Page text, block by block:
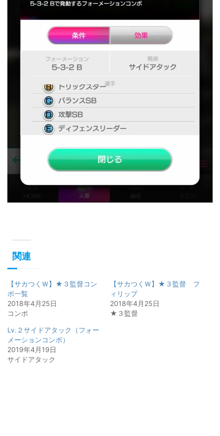
関連
【サカつくＷ】★３監督コン
ボ一覧
2018年4月25日
コンボ
【サカつくＷ】★３監督 フ
ィリップ
2018年4月25日
★３監督
Lv.２サイドアタック（フォー
メーションコンボ）
2019年4月19日
サイドアタック